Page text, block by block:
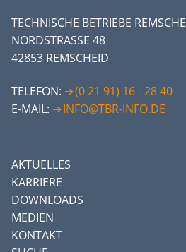
TECHNISCHE BETRIEBE
NORDSTRASSE 48
42853 REMSCHEID
TELEFON:
(0 21 91) 16 - 28 40
E-MAIL:
INFO@TBR-INFO.DE
AKTUELLES
KARRIERE
DOWNLOADS
MEDIEN
KONTAKT